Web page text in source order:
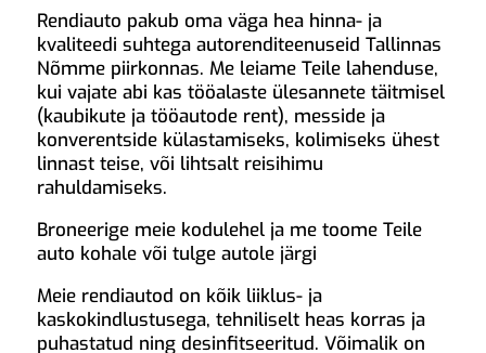
Rendiauto pakub oma väga hea hinna- ja
kvaliteedi suhtega autorenditeenuseid Tallinnas
Nõmme piirkonnas. Me leiame Teile lahenduse,
kui vajate abi kas tööalaste ülesannete täitmisel
(kaubikute ja tööautode rent), messide ja
konverentside külastamiseks, kolimiseks ühest
linnast teise, või lihtsalt reisihimu
rahuldamiseks.
Broneerige meie kodulehel ja me toome Teile
auto kohale või tulge autole järgi
Meie rendiautod on kõik liiklus- ja
kaskokindlustusega, tehniliselt heas korras ja
puhastatud ning desinfitseeritud. Võimalik on